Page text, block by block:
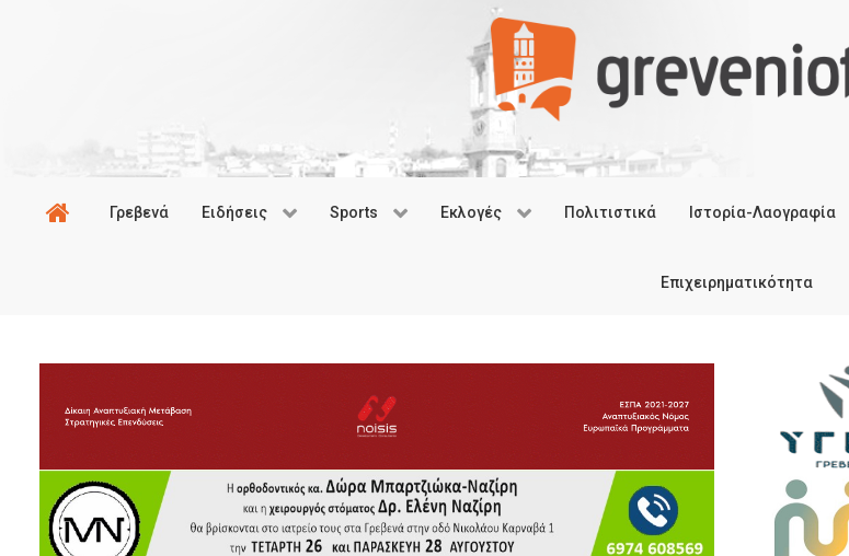
Γρεβενά Ειδήσεις Sports Εκλογές Πολιτιστικά Ιστορία-Λαογραφία
Επιχειρηματικότητα